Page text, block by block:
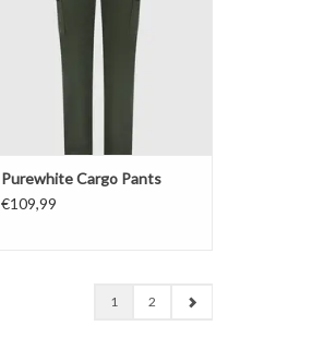
onderweg is. Met twee
cargozakken, twee voorzakken en
een achterzak. Gemaakt van 97%
katoen en 3% elastaan.
TOEVOEGEN AAN WINKELWAGEN
Purewhite Cargo Pants
€109,99
1 2